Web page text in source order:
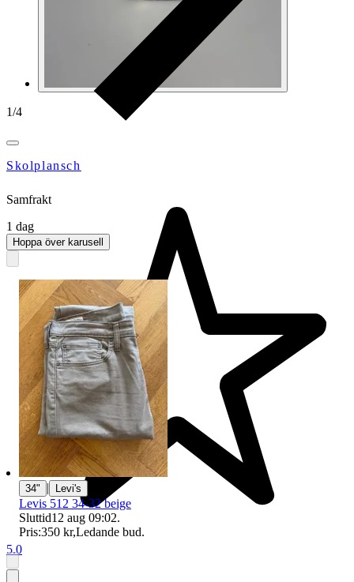
1/4
Skolplansch
5.0
Samfrakt
1 dag
Hoppa över karusell
34" | Levi's
Levis 512 34-32 beige
Sluttid12 aug 09:02.
Pris:350 kr,Ledande bud.